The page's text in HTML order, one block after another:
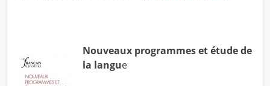
Nouveaux programmes et étude de
la langue